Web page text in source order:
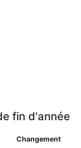
fin d'année
Changement